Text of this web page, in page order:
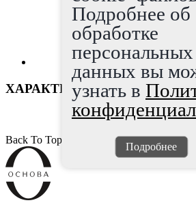
ХАРАКТЕРИСТИКИ
Back To Top
Подробнее об
обработке
персональных
данных вы
узнать в
Подробнее